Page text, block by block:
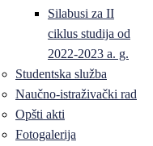
Silabusi za II
ciklus studija od
2022-2023 a. g.
Studentska služba
Naučno-istraživački rad
Opšti akti
Fotogalerija